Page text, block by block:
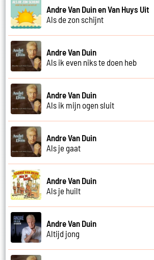
Andre Van Duin en Van Huys Uit
Als de zon schijnt
Andre Van Duin
Als ik even niks te doen heb
Andre Van Duin
Als ik mijn ogen sluit
Andre Van Duin
Als je gaat
Andre Van Duin
Als je huilt
Andre Van Duin
Altijd jong